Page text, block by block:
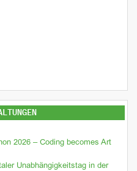
2026 – Coding becomes Art
Unabhängigkeitstag in der